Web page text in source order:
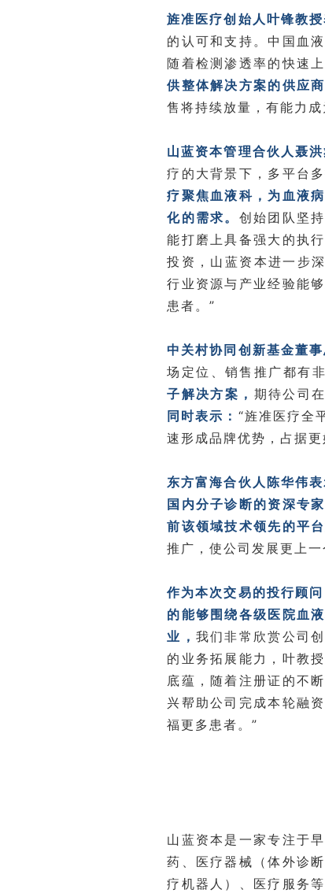
旌准医疗创始人叶锋教授
的认可和支持。中国血
随着检测渗透率的快速
供整体解决方案的供应商
售将持续放量，有能力
山蓝资本管理合伙人聂洪
疗的大背景下，多平台
疗聚焦血液科，为血液
化的需求。 创始团队坚
能打磨上具备强大的执
投资，山蓝资本进一步
行业资源与产业经验能
患者。”
中关村协同创新基金董
场定位、销售推广都有
子解决方案， 期待公司
同时表示： “旌准医疗全
速形成品牌优势，占据
东方富海合伙人陈华伟表
国内分子诊断的资深专家
前该领域技术领先的平
推广，使公司发展更上一
作为本次交易的投行顾
的能够围绕各级医院血
业， 我们非常欣赏公司
的业务拓展能力，叶教
底蕴，随着注册证的不
兴帮助公司完成本轮融
福更多患者。”
山蓝资本是一家专注于
药、医疗器械（体外诊
疗机器人）、医疗服务